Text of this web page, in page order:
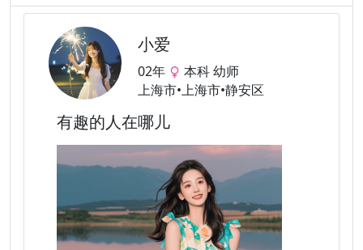
小爱
02年
本科 幼师
上海市•上海市•静安区
有趣的人在哪儿